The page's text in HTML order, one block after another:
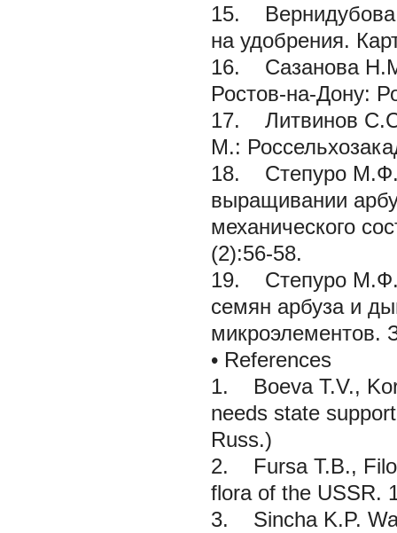
15. Вернидубова
на удобрения.
16. Сазанова
Ростов-на-Дону:
17. Литвинов С.С.
М.:
18. Степуро М.Ф.
выращивании
механического
(2):56-58.
19. Степуро М.Ф.
семян арбуза и
микроэлементов.
• References
1. Boeva T.V.,
needs state
Russ.)
2. Fursa T.B.,
flora of the USSR.
3. Sincha K.P.